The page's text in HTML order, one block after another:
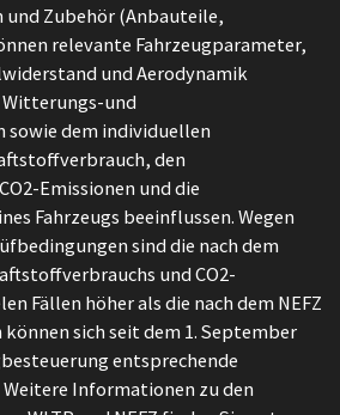
Zubehör (Anbauteile,
relevante Fahrzeugparameter,
und Aerodynamik
Witterungs-und
sowie dem individuellen
den
Emissionen und die
Fahrzeugs beeinflussen. Wegen
sind die nach dem
und CO2-
Fällen höher als die nach dem NEFZ
können sich seit dem 1. September
entsprechende
Informationen zu den